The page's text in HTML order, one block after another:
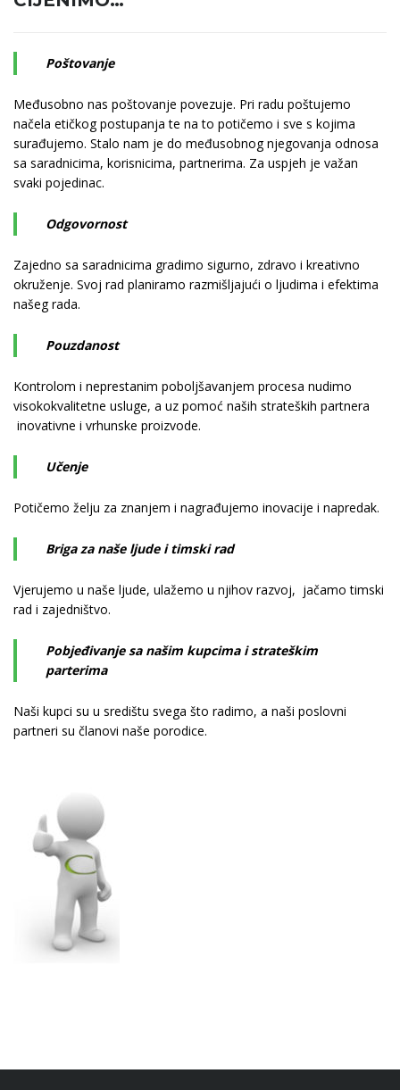
Poštovanje
Međusobno nas poštovanje povezuje. Pri radu poštujemo
načela etičkog postupanja te na to potičemo i sve s kojima
surađujemo. Stalo nam je do međusobnog njegovanja odnosa
sa saradnicima, korisnicima, partnerima. Za uspjeh je važan
svaki pojedinac.
Odgovornost
Zajedno sa saradnicima gradimo sigurno, zdravo i kreativno
okruženje. Svoj rad planiramo razmišljajući o ljudima i efektima
našeg rada.
Pouzdanost
Kontrolom i neprestanim poboljšavanjem procesa nudimo
visokokvalitetne usluge, a uz pomoć naših strateških partnera
inovativne i vrhunske proizvode.
Učenje
Potičemo želju za znanjem i nagrađujemo inovacije i napredak.
Briga za naše ljude i timski rad
Vjerujemo u naše ljude, ulažemo u njihov razvoj, jačamo timski
rad i zajedništvo.
Pobjeđivanje sa našim kupcima i strateškim
parterima
Naši kupci su u središtu svega što radimo, a naši poslovni
partneri su članovi naše porodice.